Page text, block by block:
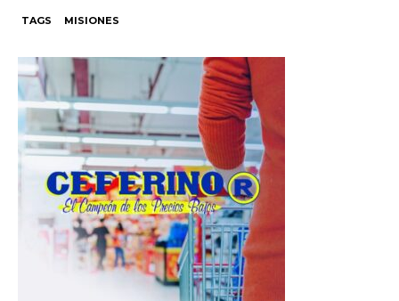
t
s
A
p
b
o
o
k
g
r
a
m
TAGS MISIONES